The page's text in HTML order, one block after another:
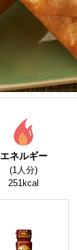
エネルギー
(1人分)
251kcal